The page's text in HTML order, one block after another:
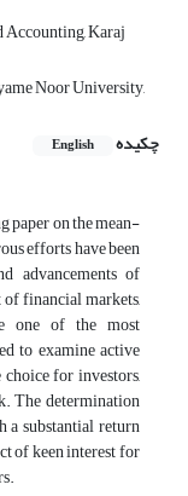
Accounting, Karaj
Noor University,
چکیده
English
on the mean-
efforts have been
advancements of
financial markets,
one of the most
to examine active
for investors,
The determination
substantial return
of keen interest for